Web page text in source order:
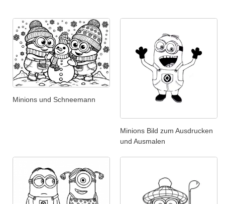
Minions und Schneemann
Minions Bild zum Ausdrucken
und Ausmalen